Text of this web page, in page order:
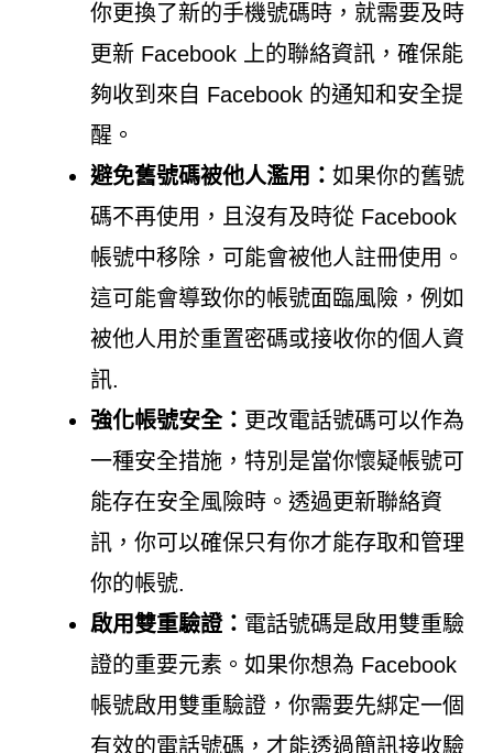
你更換了新的手機號碼時，就需要及時
更新 Facebook 上的聯絡資訊，確保能
夠收到來自 Facebook 的通知和安全提
醒。
避免舊號碼被他人濫用： 如果你的舊號
碼不再使用，且沒有及時從 Facebook
帳號中移除，可能會被他人註冊使用。
這可能會導致你的帳號面臨風險，例如
被他人用於重置密碼或接收你的個人資
訊.
強化帳號安全： 更改電話號碼可以作為
一種安全措施，特別是當你懷疑帳號可
能存在安全風險時。透過更新聯絡資
訊，你可以確保只有你才能存取和管理
你的帳號.
啟用雙重驗證： 電話號碼是啟用雙重驗
證的重要元素。如果你想為 Facebook
帳號啟用雙重驗證，你需要先綁定一個
有效的電話號碼，才能透過簡訊接收驗